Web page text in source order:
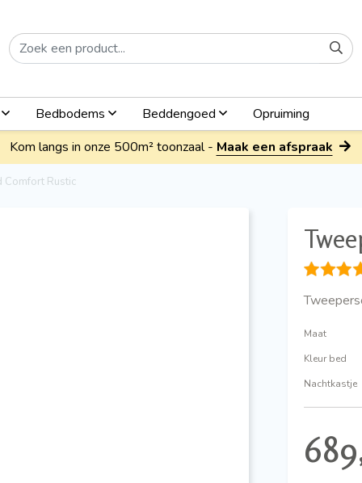
Bedbodems Beddengoed
Opruiming
Kom langs in onze 500m² toonzaal - Maak een afspraak
Comfort Rustic
Maat
Kleur bed
Nachtkastje